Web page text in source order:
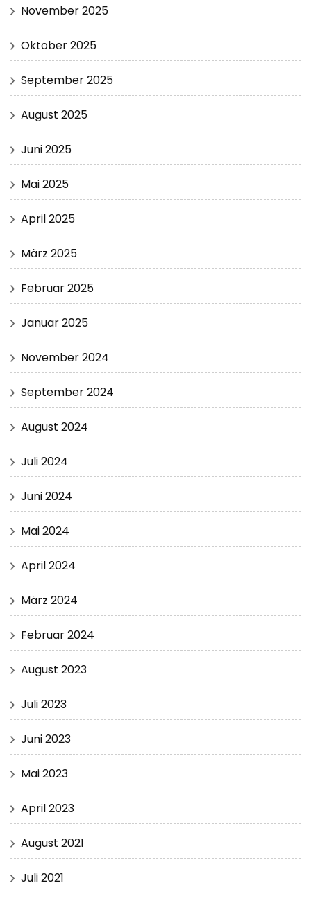
November 2025
Oktober 2025
September 2025
August 2025
Juni 2025
Mai 2025
April 2025
März 2025
Februar 2025
Januar 2025
November 2024
September 2024
August 2024
Juli 2024
Juni 2024
Mai 2024
April 2024
März 2024
Februar 2024
August 2023
Juli 2023
Juni 2023
Mai 2023
April 2023
August 2021
Juli 2021